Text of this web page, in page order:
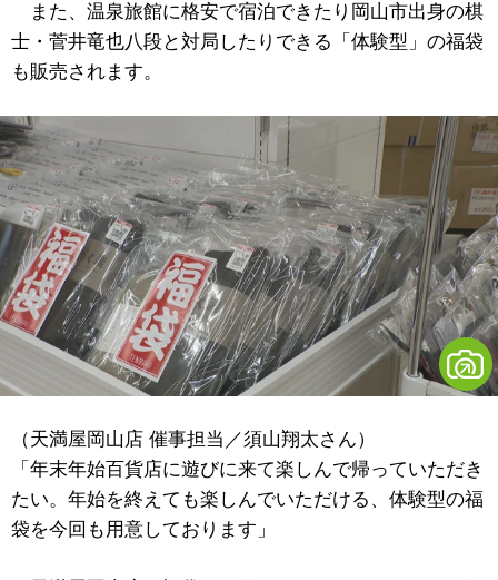
また、温泉旅館に格安で宿泊できたり岡山市出身の棋
士・菅井竜也八段と対局したりできる「体験型」の福袋
も販売されます。
（天満屋岡山店 催事担当／須山翔太さん）
「年末年始百貨店に遊びに来て楽しんで帰っていただき
たい。年始を終えても楽しんでいただける、体験型の福
袋を今回も用意しております」